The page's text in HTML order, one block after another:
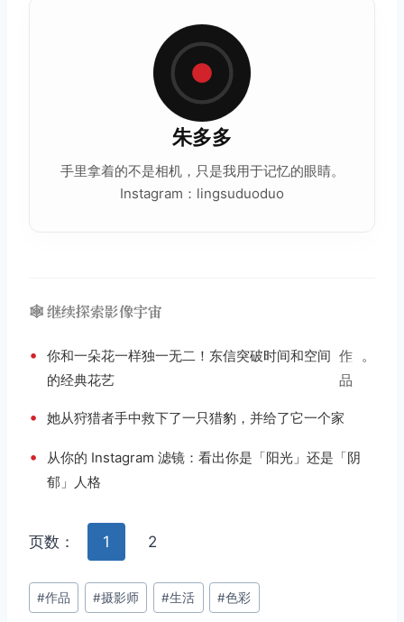
朱多多
手里拿着的不是相机，只是我用于记忆的眼睛。
Instagram：lingsuduoduo
🕸️ 继续探索影像宇宙
•
你和一朵花一样独一无二！东信突破时间和空间
的经典花艺
作
品
。
• 她从狩猎者手中救下了一只猎豹，并给了它一个家
•
从你的 Instagram 滤镜：看出你是「阳光」还是「阴
郁」人格
页数： 1 2
文
章
#作品 #摄影师 #生活 #色彩